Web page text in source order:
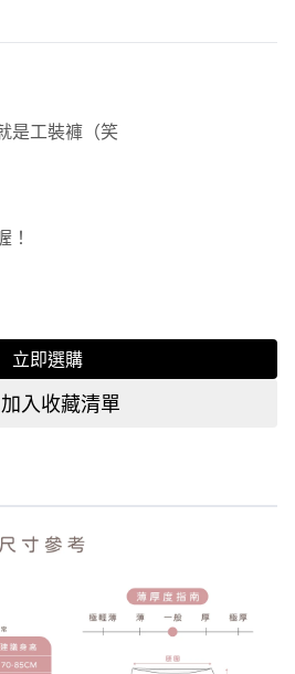
是工裝褲（笑
！
立即選購
加入收藏清單